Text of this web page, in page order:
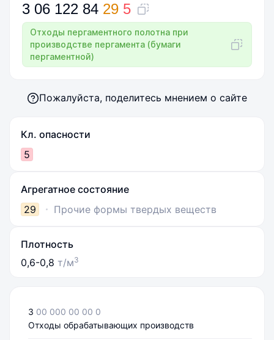
3 06 122 84 29 5
Отходы пергаментного полотна при
производстве пергамента (бумаги
пергаментной)
Пожалуйста, поделитесь мнением о сайте
Кл. опасности
5
Агрегатное состояние
29
Прочие формы твердых веществ
Плотность
0,6-0,8 т/м3
3 00 000 00 00 0
Отходы обрабатывающих производств